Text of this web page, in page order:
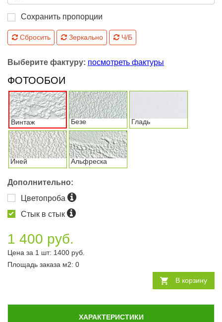
Сохранить пропорции
Сбросить Зеркально Ч/Б
Выберите фактуру: посмотреть фактуры
ФОТООБОИ
Винтаж Безе Гладь
Иней Альфреска
Дополнительно:
Цветопроба
Стык в стык
1 400 руб.
Цена за 1 шт: 1400 руб.
Площадь заказа м2: 0
В корзину
ХАРАКТЕРИСТИКИ